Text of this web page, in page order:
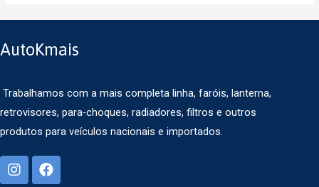
AutoKmais
Trabalhamos com a mais completa linha, faróis, lanterna,
retrovisores, para-choques, radiadores, filtros e outros
produtos para veículos nacionais e importados.